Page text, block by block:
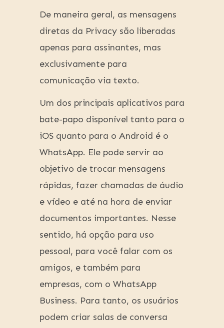
De maneira geral, as mensagens
diretas da Privacy são liberadas
apenas para assinantes, mas
exclusivamente para
comunicação via texto.
Um dos principais aplicativos para
bate-papo disponível tanto para o
iOS quanto para o Android é o
WhatsApp. Ele pode servir ao
objetivo de trocar mensagens
rápidas, fazer chamadas de áudio
e vídeo e até na hora de enviar
documentos importantes. Nesse
sentido, há opção para uso
pessoal, para você falar com os
amigos, e também para
empresas, com o WhatsApp
Business. Para tanto, os usuários
podem criar salas de conversa